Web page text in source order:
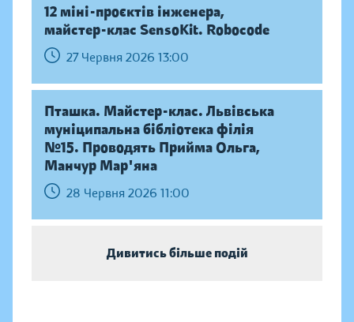
12 міні-проєктів інженера,
майстер-клас SensoKit. Robocode
27 Червня 2026 13:00
Пташка. Майстер-клас. Львівська
муніципальна бібліотека філія
№15. Проводять Прийма Ольга,
Манчур Мар'яна
28 Червня 2026 11:00
Дивитись більше подій